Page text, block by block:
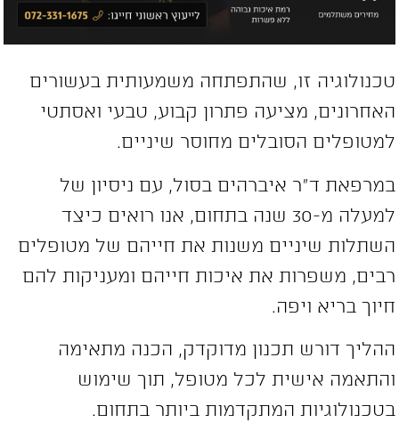
זו, שהתפתחה משמעותית בעשורים
מציעה פתרון קבוע, טבעי ואסתטי
הסובלים מחוסר שיניים.
ד”ר איברהים בסול, עם ניסיון של
למעלה מ-30 שנה בתחום, אנו רואים כיצד
שיניים משנות את חייהם של מטופלים
משפרות את איכות חייהם ומעניקות להם
בריא ויפה.
דורש תכנון מדוקדק, הכנה מתאימה
אישית לכל מטופל, תוך שימוש
המתקדמות ביותר בתחום.